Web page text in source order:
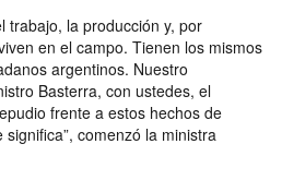
trabajo, la producción y, por
en el campo. Tienen los mismos
argentinos. Nuestro
Basterra, con ustedes, el
frente a estos hechos de
comenzó la ministra